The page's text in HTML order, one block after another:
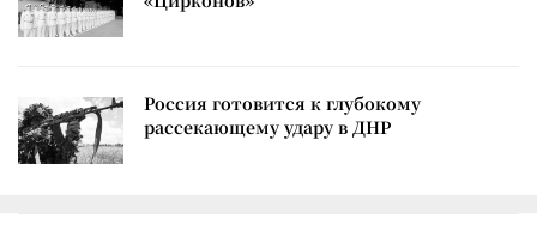
Россия готовится к глубокому
рассекающему удару в ДНР